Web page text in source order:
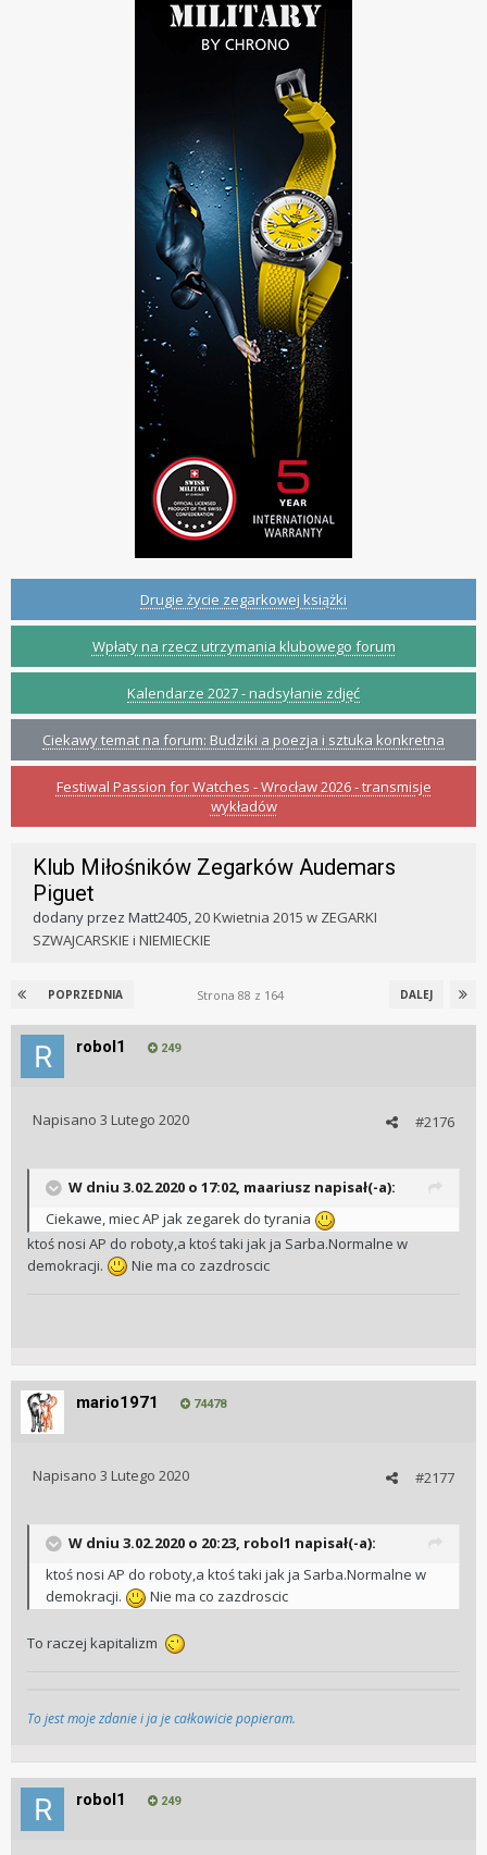
Drugie życie zegarkowej książki
Wpłaty na rzecz utrzymania klubowego forum
Kalendarze 2027 - nadsyłanie zdjęć
Ciekawy temat na forum: Budziki a poezja i sztuka konkretna
Festiwal Passion for Watches - Wrocław 2026 - transmisje
wykładów
Klub Miłośników Zegarków Audemars
Piguet
dodany przez Matt2405,20 Kwietnia 2015 w ZEGARKI
SZWAJCARSKIE i NIEMIECKIE
POPRZEDNIA DALEJ
Strona 88 z 164
robol1 249
#2176
Napisano 3 Lutego 2020
W dniu 3.02.2020 o 17:02, maariusz napisał(-a):
Ciekawe, miec AP jak zegarek do tyrania
ktoś nosi AP do roboty,a ktoś taki jak ja Sarba.Normalne w
demokracji.
Nie ma co zazdroscic
mario1971 74478
#2177
Napisano 3 Lutego 2020
W dniu 3.02.2020 o 20:23, robol1 napisał(-a):
ktoś nosi AP do roboty,a ktoś taki jak ja Sarba.Normalne w
demokracji.
Nie ma co zazdroscic
To raczej kapitalizm
To jest moje zdanie i ja je całkowicie popieram.
robol1 249